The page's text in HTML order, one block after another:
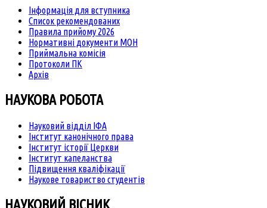
Інформація для вступника
Список рекомендованих
Правила прийому 2026
Нормативні документи МОН
Приймальна комісія
Протоколи ПК
Архів
НАУКОВА РОБОТА
Науковий відділ ІФА
Інститут канонічного права
Інститут історії Церкви
Інститут капеланства
Підвищення кваліфікації
Наукове товариство студентів
НАУКОВИЙ ВІСНИК